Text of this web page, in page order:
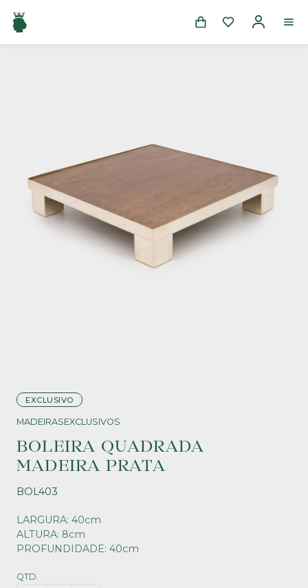
EXCLUSIVO
MADEIRASEXCLUSIVOS
BOLEIRA QUADRADA
MADEIRA PRATA
BOL403
LARGURA: 40cm
ALTURA: 8cm
PROFUNDIDADE: 40cm
QTD.